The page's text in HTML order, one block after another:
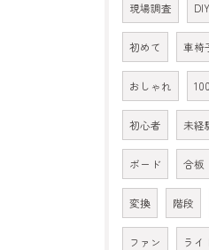
現場調査 DIY
初めて 車椅
おしゃれ
初心者 未経
ボード 合板
変換 階段
ファン ライ